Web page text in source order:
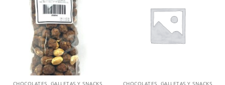
CHOCOLATES, GALLETAS Y SNACKS CHOCOLATES, GALLETAS Y SNACKS